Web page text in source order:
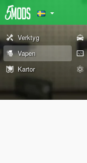
Verktyg
Vapen
Kartor